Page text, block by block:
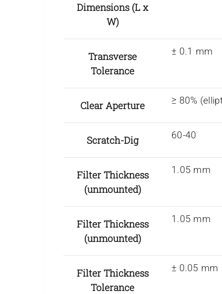
Dimensions (L x
W)
Transverse
Tolerance
± 0.1 mm
Clear Aperture ≥ 80%
Scratch-Dig 60-40
Filter Thickness
(unmounted)
1.05 mm
Filter Thickness
(unmounted)
1.05 mm
Filter Thickness
Tolerance
± 0.05 mm